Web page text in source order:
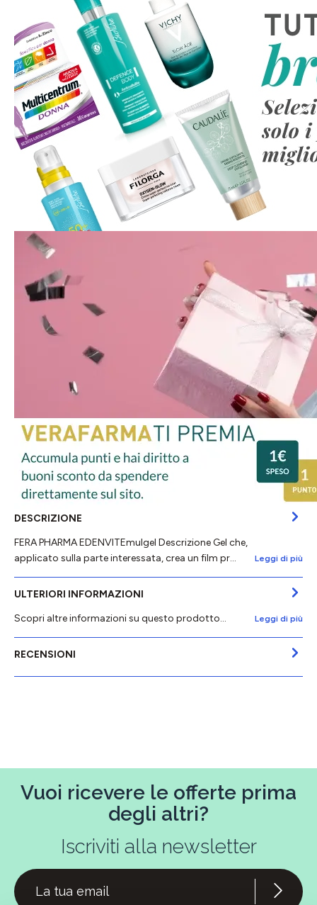
DESCRIZIONE
FERA PHARMA EDENVITEmulgel Descrizione Gel che,
applicato sulla parte interessata, crea un film pr…
Leggi di più
ULTERIORI INFORMAZIONI
Scopri altre informazioni su questo prodotto...
Leggi di più
RECENSIONI
Vuoi ricevere le offerte prima
degli altri?
Iscriviti alla newsletter